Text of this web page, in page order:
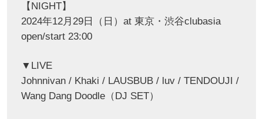
【NIGHT】
2024年12月29日（日）at 東京・渋谷clubasia
open/start 23:00
▼LIVE
Johnnivan / Khaki / LAUSBUB / luv / TENDOUJI /
Wang Dang Doodle（DJ SET）